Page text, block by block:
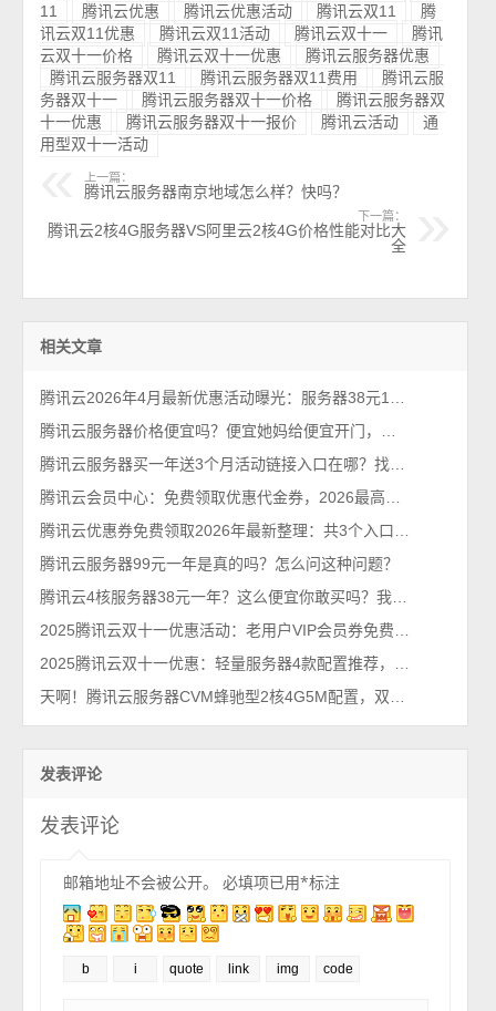
11
腾讯云优惠 腾讯云优惠活动 腾讯云双11
腾
讯云双11优惠
腾讯云双11活动 腾讯云双十一
腾讯
云双十一价格
腾讯云双十一优惠
腾讯云服务器优惠
腾讯云服务器双11
腾讯云服务器双11费用
腾讯云服
务器双十一
腾讯云服务器双十一价格
腾讯云服务器双
十一优惠
腾讯云服务器双十一报价 腾讯云活动
通
用型双十一活动
上一篇：
腾讯云服务器南京地域怎么样？快吗？
下一篇：
腾讯云2核4G服务器VS阿里云2核4G价格性能对比大
全
相关文章
腾讯云服务器99元一年是真的吗？怎么问这种问题？
发表评论
发表评论
邮箱地址不会被公开。 必填项已用*标注